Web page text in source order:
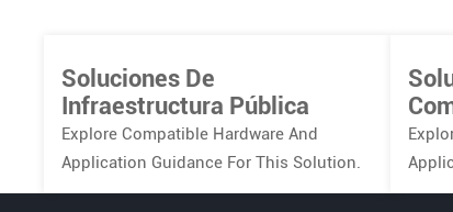
Soluciones De
Infraestructura Pública
Explore Compatible Hardware And
Application Guidance For This Solution.